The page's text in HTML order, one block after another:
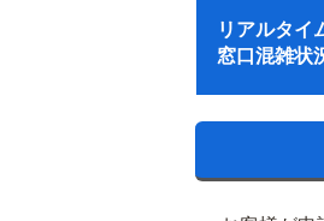
リアルタイ
窓口混雑状